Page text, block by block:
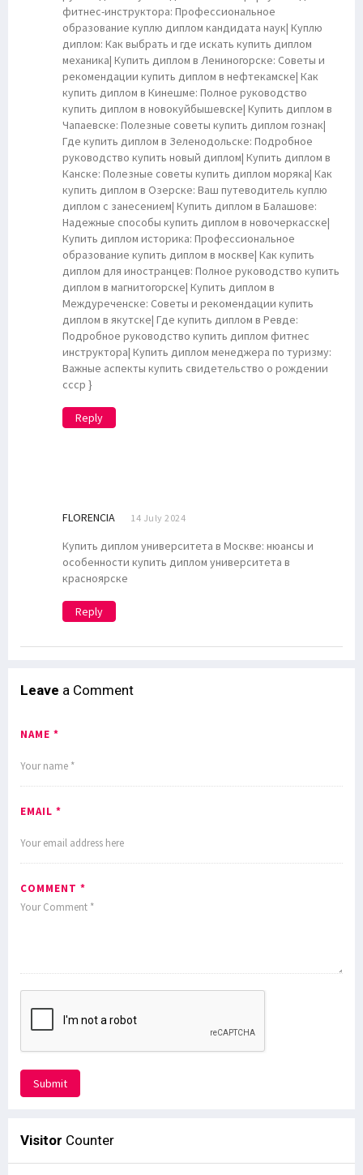
фитнес-инструктора: Профессиональное
образование куплю диплом кандидата наук| Куплю
диплом: Как выбрать и где искать купить диплом
механика| Купить диплом в Лениногорске: Советы и
рекомендации купить диплом в нефтекамске| Как
купить диплом в Кинешме: Полное руководство
купить диплом в новокуйбышевске| Купить диплом в
Чапаевске: Полезные советы купить диплом гознак|
Где купить диплом в Зеленодольске: Подробное
руководство купить новый диплом| Купить диплом в
Канске: Полезные советы купить диплом моряка| Как
купить диплом в Озерске: Ваш путеводитель куплю
диплом с занесением| Купить диплом в Балашове:
Надежные способы купить диплом в новочеркасске|
Купить диплом историка: Профессиональное
образование купить диплом в москве| Как купить
диплом для иностранцев: Полное руководство купить
диплом в магнитогорске| Купить диплом в
Междуреченске: Советы и рекомендации купить
диплом в якутске| Где купить диплом в Ревде:
Подробное руководство купить диплом фитнес
инструктора| Купить диплом менеджера по туризму:
Важные аспекты купить свидетельство о рождении
ссср }
Reply
FLORENCIA 14 July 2024
Купить диплом университета в Москве: нюансы и
особенности купить диплом университета в
красноярске
Reply
Leave a Comment
NAME *
EMAIL *
COMMENT *
Submit
Visitor Counter